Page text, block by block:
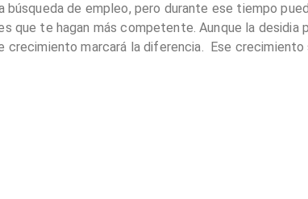
de empleo, pero durante ese tiempo
te hagan más competente. Aunque la desidia
marcará la diferencia. Ese